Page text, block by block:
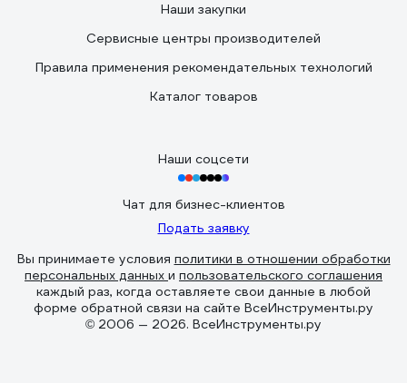
Наши закупки
Сервисные центры производителей
Правила применения рекомендательных технологий
Каталог товаров
Наши соцсети
Чат для бизнес-клиентов
Подать заявку
Вы принимаете условия политики в отношении обработки
персональных данных и пользовательского соглашения
каждый раз, когда оставляете свои данные в любой
форме обратной связи на сайте ВсеИнструменты.ру
© 2006 — 2026. ВсеИнструменты.ру